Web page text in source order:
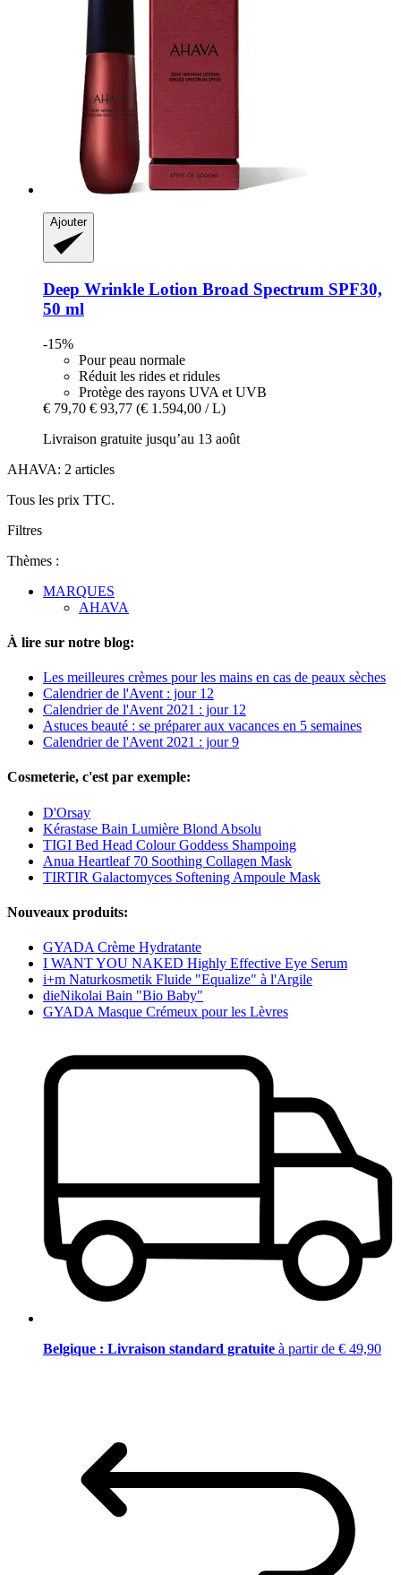
Ajouter
Deep Wrinkle Lotion Broad Spectrum SPF30,
50 ml
-15%
Pour peau normale
Réduit les rides et ridules
Protège des rayons UVA et UVB
€ 79,70 € 93,77 (€ 1.594,00 / L)
Livraison gratuite jusqu’au 13 août
AHAVA: 2 articles
Tous les prix TTC.
Filtres
Thèmes :
MARQUES
AHAVA
À lire sur notre blog:
Les meilleures crèmes pour les mains en cas de peaux sèches
Calendrier de l'Avent : jour 12
Calendrier de l'Avent 2021 : jour 12
Astuces beauté : se préparer aux vacances en 5 semaines
Calendrier de l'Avent 2021 : jour 9
Cosmeterie, c'est par exemple:
D'Orsay
Kérastase Bain Lumière Blond Absolu
TIGI Bed Head Colour Goddess Shampoing
Anua Heartleaf 70 Soothing Collagen Mask
TIRTIR Galactomyces Softening Ampoule Mask
Nouveaux produits:
GYADA Crème Hydratante
I WANT YOU NAKED Highly Effective Eye Serum
i+m Naturkosmetik Fluide "Equalize" à l'Argile
dieNikolai Bain "Bio Baby"
GYADA Masque Crémeux pour les Lèvres
Belgique : Livraison standard gratuite à partir de € 49,90